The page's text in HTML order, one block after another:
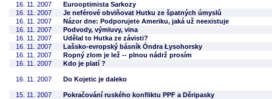
16. 11. 2007
Eurooptimista Sarkozy
16. 11. 2007
Je neférové obviňovat Hutku ze špatných úmyslů
16. 11. 2007
Názor dne: Podporujete Ameriku, jaká už neexistuje
16. 11. 2007
Podvody, výmluvy, vina
16. 11. 2007
Udělal to Hutka ze závisti?
16. 11. 2007
Lašsko-evropský básník Óndra Łysohorsky
16. 11. 2007
Ropný zlom je lež -- plnou nádrž prosím
16. 11. 2007
Kdo je platí ?
16. 11. 2007 Do Kojetic je daleko
15. 11. 2007
Pokračování ruského konfliktu PPF a Děripasky